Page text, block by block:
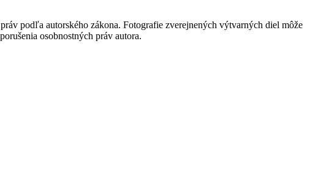
podľa autorského zákona. Fotografie zverejnených výtvarných diel môže
osobnostných práv autora.